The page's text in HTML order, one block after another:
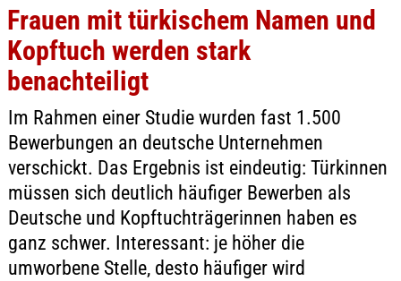
Frauen mit türkischem Namen und
Kopftuch werden stark
benachteiligt
Im Rahmen einer Studie wurden fast 1.500
Bewerbungen an deutsche Unternehmen
verschickt. Das Ergebnis ist eindeutig: Türkinnen
müssen sich deutlich häufiger Bewerben als
Deutsche und Kopftuchträgerinnen haben es
ganz schwer. Interessant: je höher die
umworbene Stelle, desto häufiger wird